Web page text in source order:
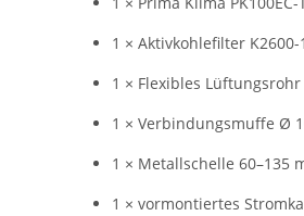
1 × Aktivkohlefilter
1 × Flexibles
1 × Verbindungsmuffe Ø
1 × Metallschelle 60–135
1 × vormontiertes